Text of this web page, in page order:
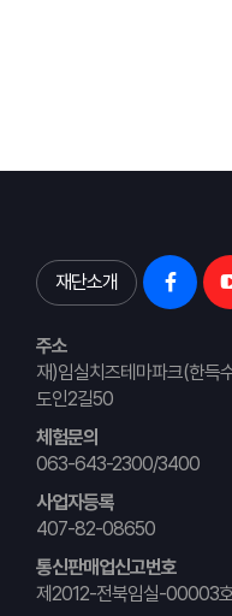
재단소개
주소
재)임실치즈테마파크(한득
도인2길50
체험문의
063-643-2300/3400
사업자등록
407-82-08650
통신판매업신고번호
제2012-전북임실-00003